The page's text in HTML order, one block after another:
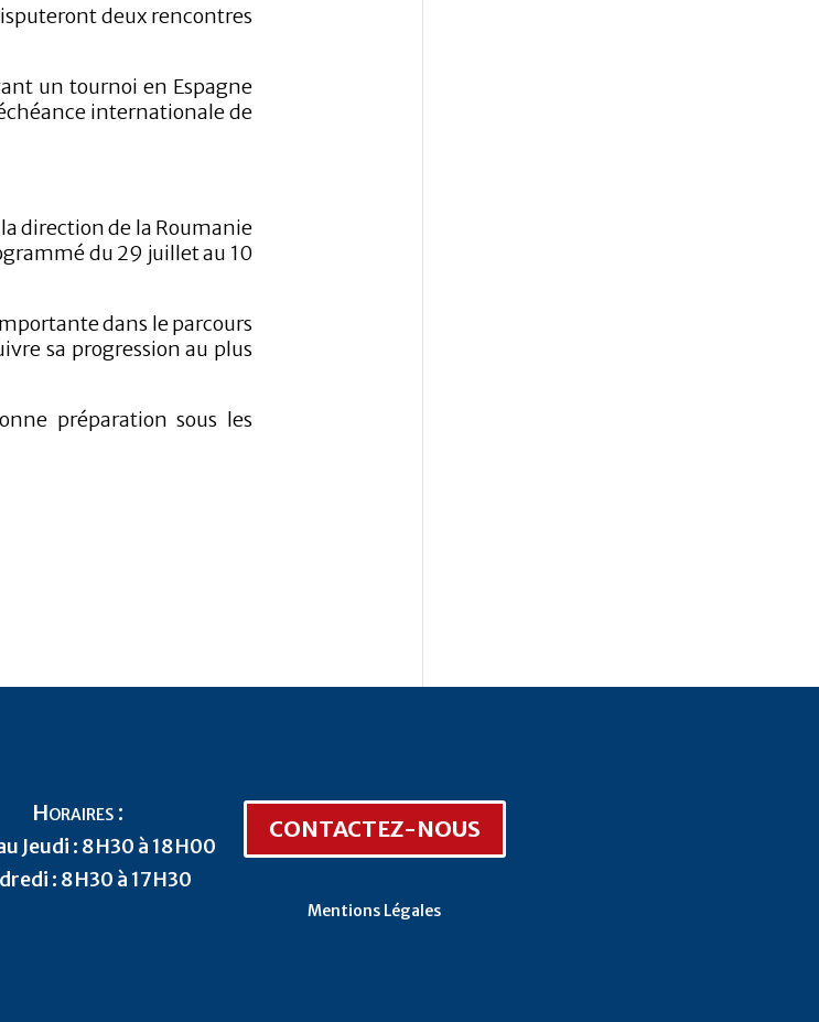
deux rencontres
un tournoi en Espagne
internationale de
direction de la Roumanie
du 29 juillet au 10
dans le parcours
sa progression au plus
préparation sous les
Horaires :
Jeudi : 8H30 à 18H00
: 8H30 à 17H30
CONTACTEZ-NOUS
Mentions Légales